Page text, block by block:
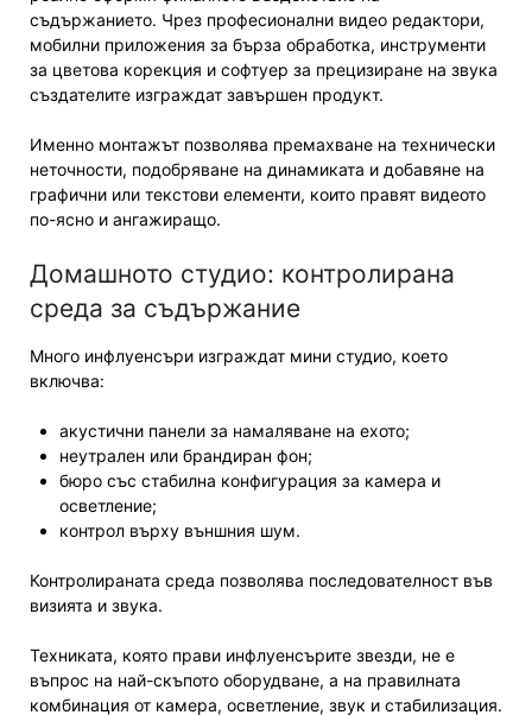
съдържанието. Чрез професионални видео редактори,
мобилни приложения за бърза обработка, инструменти
за цветова корекция и софтуер за прецизиране на звука
създателите изграждат завършен продукт.
Именно монтажът позволява премахване на технически
неточности, подобряване на динамиката и добавяне на
графични или текстови елементи, които правят видеото
по-ясно и ангажиращо.
Домашното студио: контролирана
среда за съдържание
Много инфлуенсъри изграждат мини студио, което
включва:
акустични панели за намаляване на ехото;
неутрален или брандиран фон;
бюро със стабилна конфигурация за камера и
осветление;
контрол върху външния шум.
Контролираната среда позволява последователност във
визията и звука.
Техниката, която прави инфлуенсърите звезди, не е
въпрос на най-скъпото оборудване, а на правилната
комбинация от камера, осветление, звук и стабилизация.